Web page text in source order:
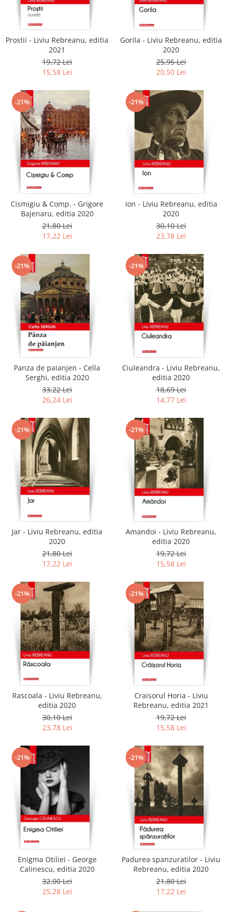
Literatura
Clasica
Contemporana
Universala
Non-fictiune
Calatorii
Memorii
Publicistica / Reportaje / Interviuri
Stiinte umaniste
Istorie
Sociologie si filozofie
Prostii - Liviu Rebreanu, editia
2021
19,72 Lei
15,58 Lei
Gorila - Liviu Rebreanu, editia
2020
25,95 Lei
20,50 Lei
-21%
Cismigiu & Comp. - Grigore
Bajenaru, editia 2020
21,80 Lei
17,22 Lei
-21%
Ion - Liviu Rebreanu, editia
2020
30,10 Lei
23,78 Lei
-21%
Panza de paianjen - Cella
Serghi, editia 2020
33,22 Lei
26,24 Lei
-21%
Ciuleandra - Liviu Rebreanu,
editia 2020
18,69 Lei
14,77 Lei
-21%
Jar - Liviu Rebreanu, editia
2020
21,80 Lei
17,22 Lei
-21%
Amandoi - Liviu Rebreanu,
editia 2020
19,72 Lei
15,58 Lei
-21%
Rascoala - Liviu Rebreanu,
editia 2020
30,10 Lei
23,78 Lei
-21%
Craisorul Horia - Liviu
Rebreanu, editia 2021
19,72 Lei
15,58 Lei
-21%
Enigma Otiliei - George
Calinescu, editia 2020
32,00 Lei
25,28 Lei
-21%
Padurea spanzuratilor - Liviu
Rebreanu, editia 2020
21,80 Lei
17,22 Lei